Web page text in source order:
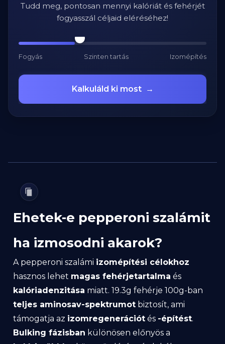
Tudd meg, pontosan mennyi kalóriát és fehérjét
fogyasszál céljaid eléréséhez!
Fogyás Szinten tartás Izomépítés
Kalkuláld ki most →
Ehetek-e pepperoni szalámit
ha izmosodni akarok?
A pepperoni szalámi izomépítési célokhoz
hasznos lehet magas fehérjetartalma és
kalóriadenzitása miatt. 19.3g fehérje 100g-ban
teljes aminosav-spektrumot biztosít, ami
támogatja az izomregenerációt és -építést.
Bulking fázisban különösen előnyös a